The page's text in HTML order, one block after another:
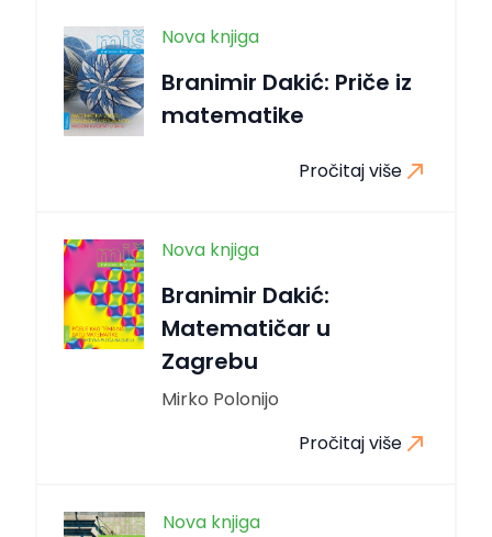
Nova knjiga
Branimir Dakić: Priče iz
matematike
Pročitaj više
Nova knjiga
Branimir Dakić:
Matematičar u
Zagrebu
Mirko Polonijo
Pročitaj više
Nova knjiga